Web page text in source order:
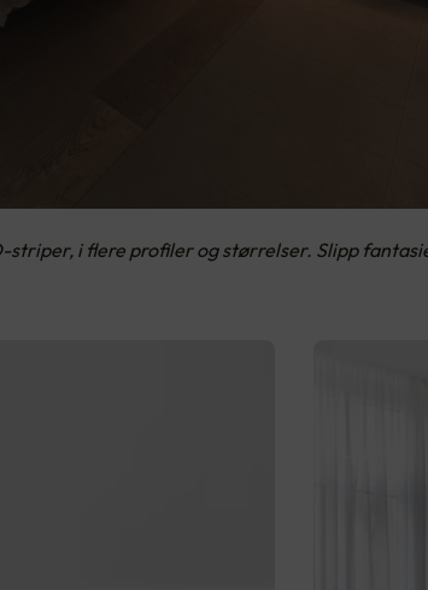
i flere profiler og størrelser. Slipp